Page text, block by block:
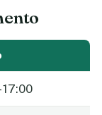
17:00